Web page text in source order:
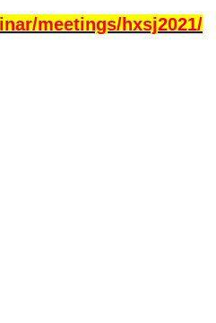
meetings/hxsj2021/